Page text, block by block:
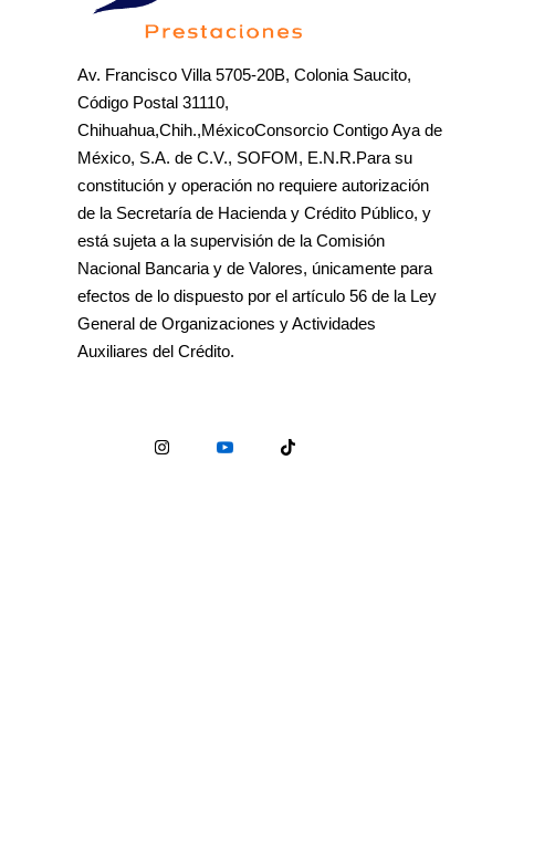
Av. Francisco Villa 5705-20B, Colonia Saucito,
Código Postal 31110,
Chihuahua,Chih.,MéxicoConsorcio Contigo Aya de
México, S.A. de C.V., SOFOM, E.N.R.Para su
constitución y operación no requiere autorización
de la Secretaría de Hacienda y Crédito Público, y
está sujeta a la supervisión de la Comisión
Nacional Bancaria y de Valores, únicamente para
efectos de lo dispuesto por el artículo 56 de la Ley
General de Organizaciones y Actividades
Auxiliares del Crédito.